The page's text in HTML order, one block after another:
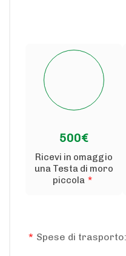
500€
Ricevi in omaggio
una Testa di moro
piccola *
* Spese di trasporto: